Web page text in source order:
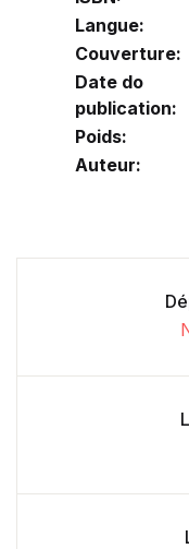
Langue:
Couverture:
Date do
publication:
Poids:
Auteur: